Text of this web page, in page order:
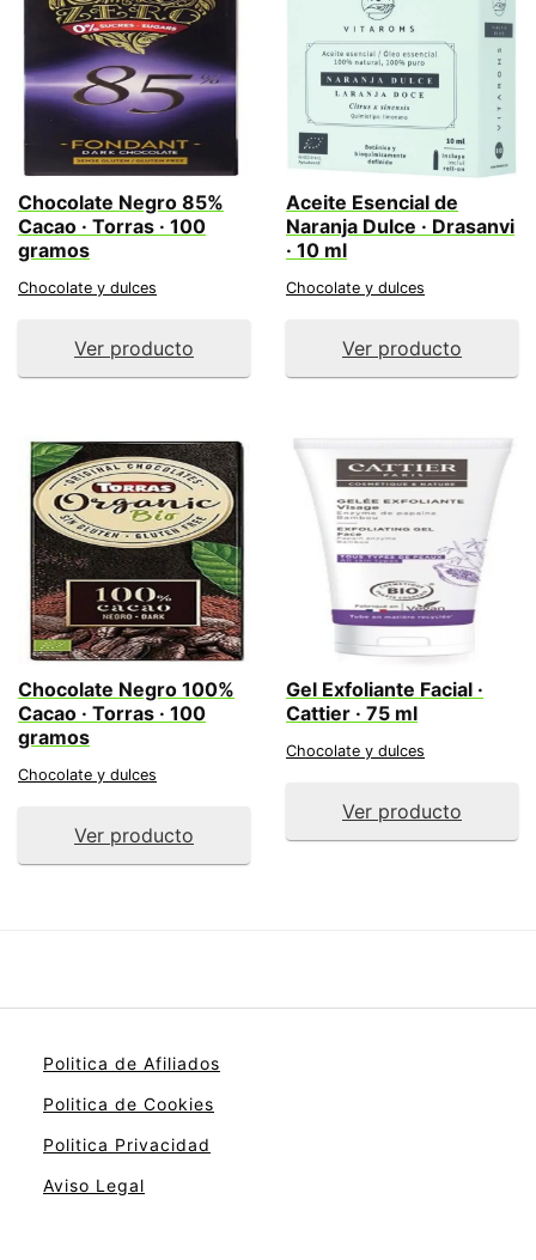
Chocolate Negro 85%
Cacao · Torras · 100
gramos
Chocolate y dulces
Ver producto
Aceite Esencial de
Naranja Dulce · Drasanvi
· 10 ml
Chocolate y dulces
Ver producto
Chocolate Negro 100%
Cacao · Torras · 100
gramos
Chocolate y dulces
Ver producto
Gel Exfoliante Facial ·
Cattier · 75 ml
Chocolate y dulces
Ver producto
Politica de Afiliados
Politica de Cookies
Politica Privacidad
Aviso Legal